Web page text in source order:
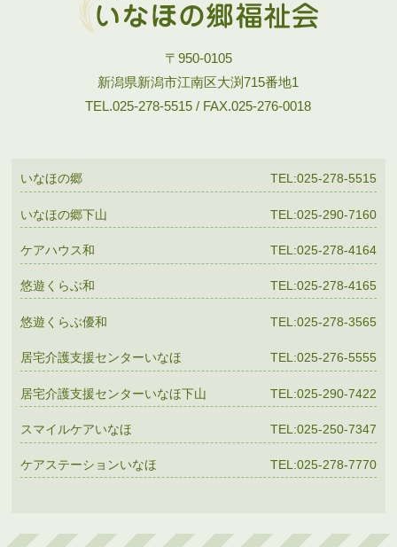
〒950-0105
新潟県新潟市江南区大渕715番地1
TEL.025-278-5515 / FAX.025-276-0018
いなほの郷 TEL:025-278-5515
いなほの郷下山 TEL:025-290-7160
ケアハウス和 TEL:025-278-4164
悠遊くらぶ和 TEL:025-278-4165
悠遊くらぶ優和 TEL:025-278-3565
居宅介護支援センターいなほ TEL:025-276-5555
居宅介護支援センターいなほ下山 TEL:025-290-7422
スマイルケアいなほ TEL:025-250-7347
ケアステーションいなほ TEL:025-278-7770